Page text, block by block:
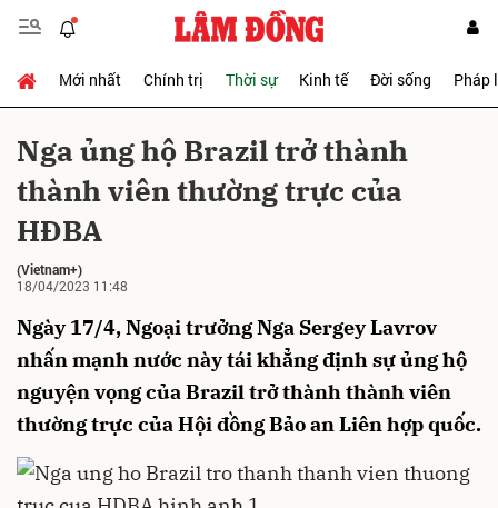
Mới nhất Chính trị Thời sự Kinh tế Đời sống Pháp
Nga ủng hộ Brazil trở thành
thành viên thường trực của
HĐBA
(Vietnam+)
18/04/2023 11:48
Ngày 17/4, Ngoại trưởng Nga Sergey Lavrov
nhấn mạnh nước này tái khẳng định sự ủng hộ
nguyện vọng của Brazil trở thành thành viên
thường trực của Hội đồng Bảo an Liên hợp quốc.
Gửi bình luận
Hủy Gửi